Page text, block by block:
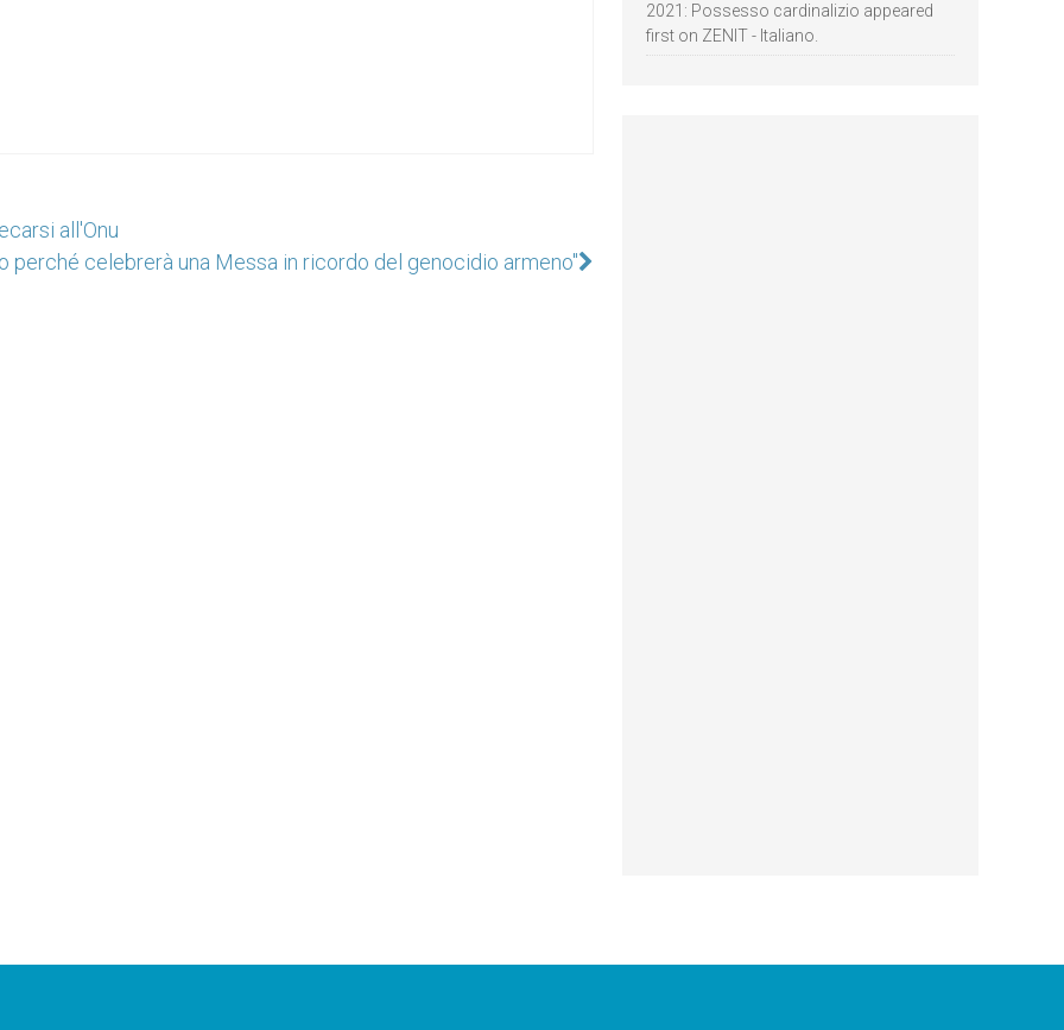
all'Onu
perché celebrerà una Messa in ricordo del genocidio armeno"
2021: Possesso cardinalizio appeared
first on ZENIT - Italiano.